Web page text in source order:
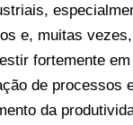
e, muitas
fortemente
de processos
da